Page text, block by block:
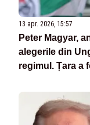
13 apr. 2026, 15:57
Peter Magyar,
alegerile din
regimul. Țara a